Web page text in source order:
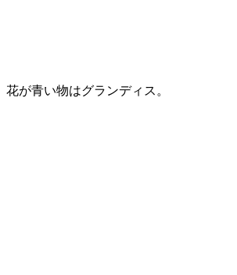
花が青い物はグランディス。